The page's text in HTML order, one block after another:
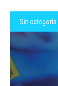
Sin categoría